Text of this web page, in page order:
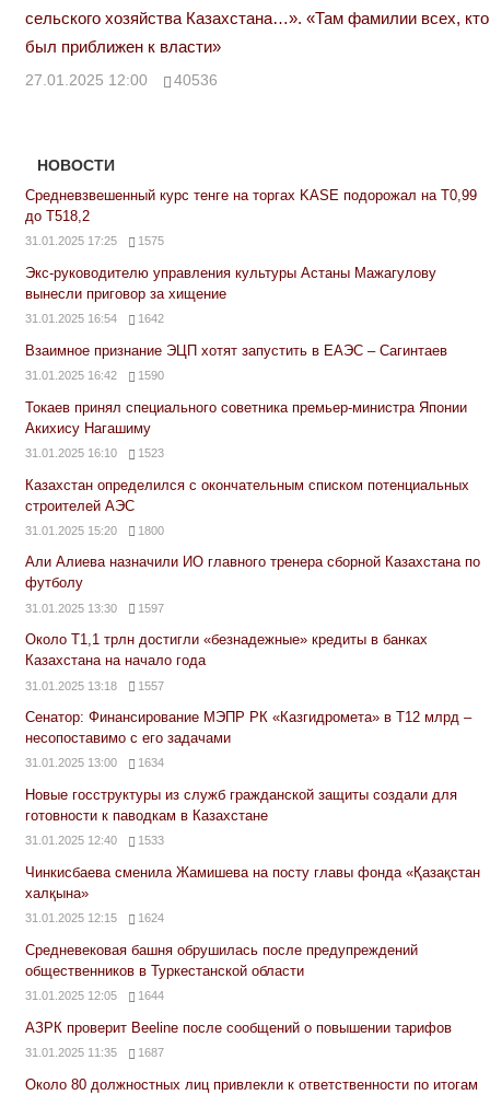
сельского хозяйства Казахстана…». «Там фамилии всех, кто
был приближен к власти»
27.01.2025 12:00 40536
НОВОСТИ
Средневзвешенный курс тенге на торгах KASE подорожал на Т0,99
до Т518,2
31.01.2025 17:25 1575
Экс-руководителю управления культуры Астаны Мажагулову
вынесли приговор за хищение
31.01.2025 16:54 1642
Взаимное признание ЭЦП хотят запустить в ЕАЭС – Сагинтаев
31.01.2025 16:42 1590
Токаев принял специального советника премьер-министра Японии
Акихису Нагашиму
31.01.2025 16:10 1523
Казахстан определился с окончательным списком потенциальных
строителей АЭС
31.01.2025 15:20 1800
Али Алиева назначили ИО главного тренера сборной Казахстана по
футболу
31.01.2025 13:30 1597
Около Т1,1 трлн достигли «безнадежные» кредиты в банках
Казахстана на начало года
31.01.2025 13:18 1557
Сенатор: Финансирование МЭПР РК «Казгидромета» в Т12 млрд –
несопоставимо с его задачами
31.01.2025 13:00 1634
Новые госструктуры из служб гражданской защиты создали для
готовности к паводкам в Казахстане
31.01.2025 12:40 1533
Чинкисбаева сменила Жамишева на посту главы фонда «Қазақстан
халқына»
31.01.2025 12:15 1624
Средневековая башня обрушилась после предупреждений
общественников в Туркестанской области
31.01.2025 12:05 1644
АЗРК проверит Beeline после сообщений о повышении тарифов
31.01.2025 11:35 1687
Около 80 должностных лиц привлекли к ответственности по итогам